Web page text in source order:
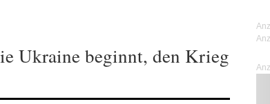
Ukraine beginnt, den Krieg